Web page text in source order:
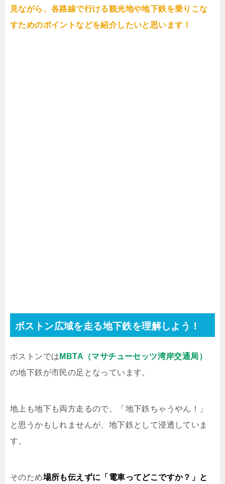
見ながら、各路線で行ける観光地や地下鉄を乗りこな
すためのポイントなどを紹介したいと思います！
ボストン広域を走る地下鉄を理解しよう！
ボストンでは MBTA（マサチューセッツ湾岸交通局）
の地下鉄が市民の足となっています。
地上も地下も両方走るので、「地下鉄ちゃうやん！」
と思うかもしれませんが、地下鉄として浸透していま
す。
そのため場所も伝えずに「電車ってどこですか？」と